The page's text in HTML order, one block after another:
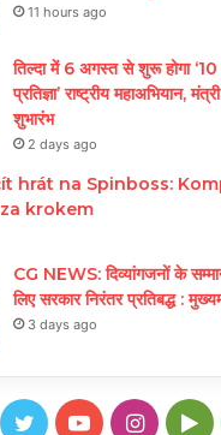
11 hours ago
तिल्दा में 6 अगस्त से शुरू होगा
प्रतिज्ञा’ राष्ट्रीय महाअभियान,
शुभारंभ
2 days ago
hrát na Spinboss:
krokem
CG NEWS: दिव्यांगजनों के
लिए सरकार निरंतर प्रतिबद्ध :
3 days ago
TwitterYouTube